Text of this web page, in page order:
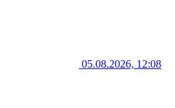
05.08.2026, 12:08